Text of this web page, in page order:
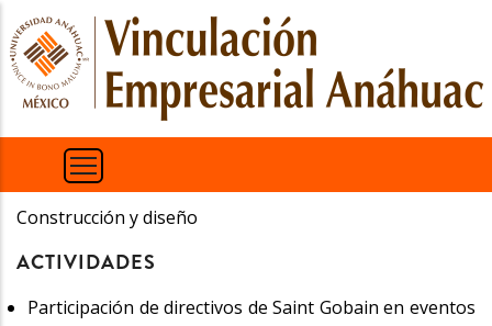
Pasar
al
contenido
principal
Construcción y diseño
ACTIVIDADES
Participación de directivos de Saint Gobain en eventos